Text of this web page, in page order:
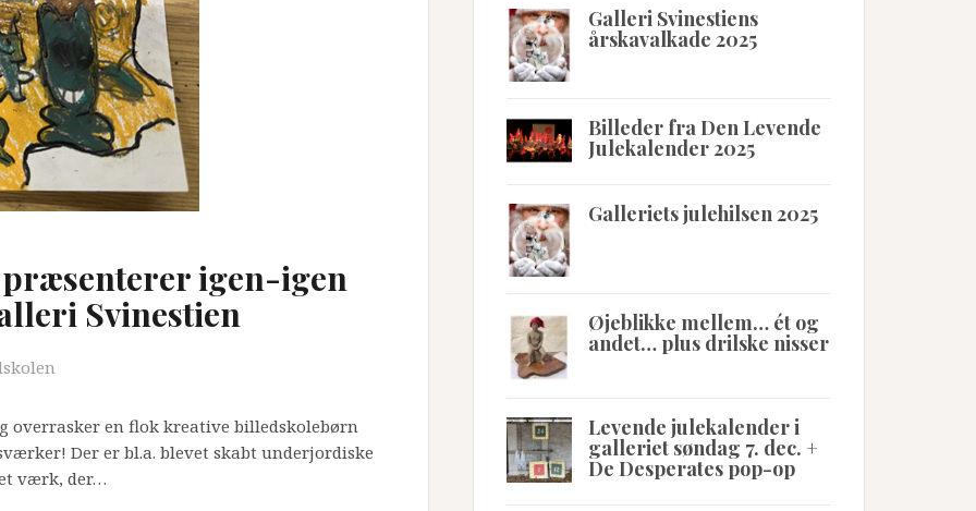
igen-igen
Svinestien
overrasker en flok kreative billedskolebørn
Der er bl.a. blevet skabt underjordiske
værk, der…
Galleri Svinestiens
årskavalkade 2025
Billeder fra Den Levende
Julekalender 2025
Galleriets julehilsen 2025
Øjeblikke mellem… ét og
andet… plus drilske nisser
Levende julekalender i
galleriet søndag 7. dec. +
De Desperates pop-op